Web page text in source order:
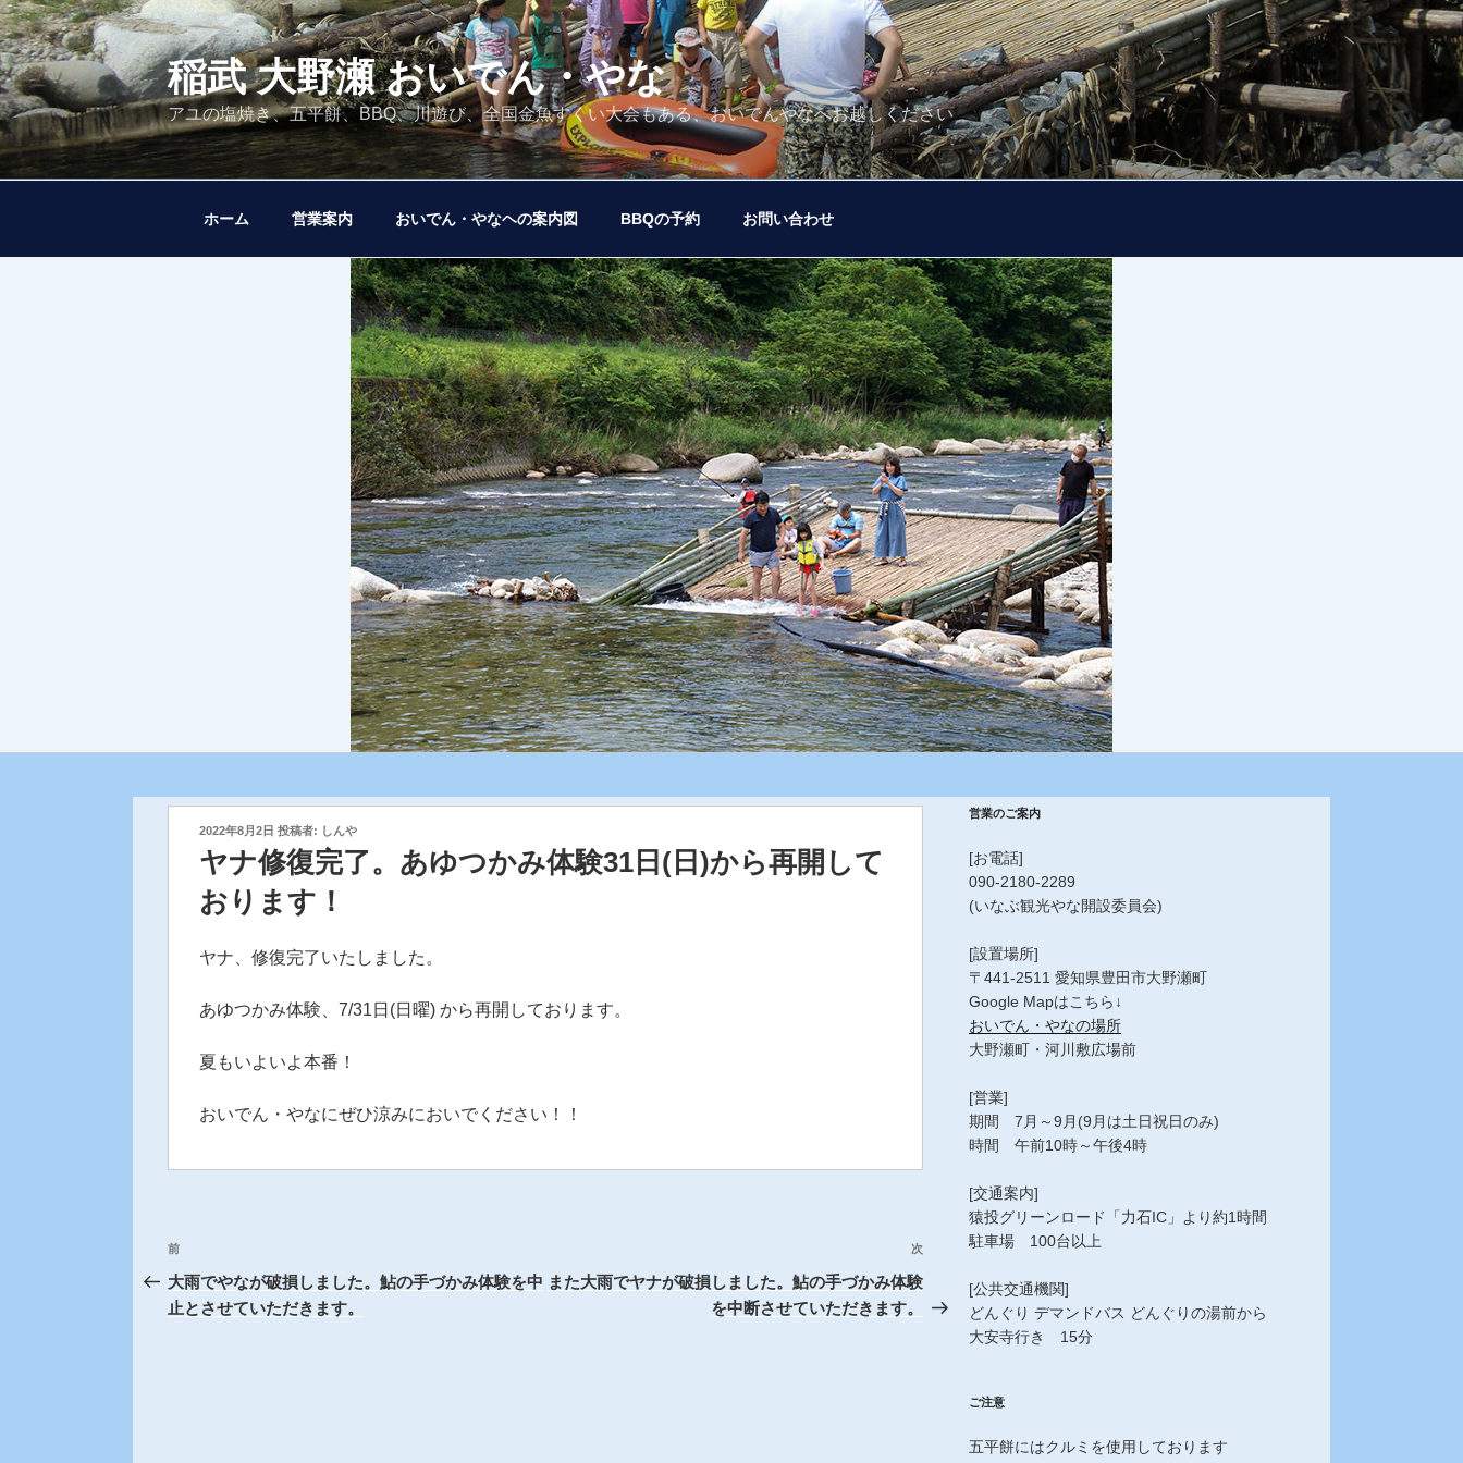
コ
ン
テ
ン
ツ
へ
ス
稲武 大野瀬 おいでん・やな
アユの塩焼き、五平餅、BBQ、川遊び、全国金魚すくい大会もある、おいでんやなへお越しください
ホーム 営業案内 おいでん・やなヘの案内図 BBQの予約 お問い合わせ
投
日:
2022年8月2日 投稿者: しんや
ヤナ修復完了。あゆつかみ体験31日(日)から再開して
おります！
ヤナ、修復完了いたしました。
あゆつかみ体験、7/31日(日曜) から再開しております。
夏もいよいよ本番！
おいでん・やなにぜひ涼みにおいでください！！
投
稿
ナ
前
の
投
前
大雨でやなが破損しました。鮎の手づかみ体験を中
止とさせていただきます。
次
の
投
次
また大雨でヤナが破損しました。鮎の手づかみ体験
を中断させていただきます。
営業のご案内
[お電話]
090-2180-2289
(いなぶ観光やな開設委員会)
[設置場所]
〒441-2511 愛知県豊田市大野瀬町
Google Mapはこちら↓
おいでん・やなの場所
大野瀬町・河川敷広場前
[営業]
期間 7月～9月(9月は土日祝日のみ)
時間 午前10時～午後4時
[交通案内]
猿投グリーンロード「力石IC」より約1時間
駐車場 100台以上
[公共交通機関]
どんぐり デマンドバス どんぐりの湯前から
大安寺行き 15分
ご注意
五平餅にはクルミを使用しております